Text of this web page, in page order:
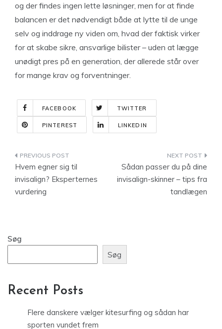
og der findes ingen lette løsninger, men for at finde
balancen er det nødvendigt både at lytte til de unge
selv og inddrage ny viden om, hvad der faktisk virker
for at skabe sikre, ansvarlige bilister – uden at lægge
unødigt pres på en generation, der allerede står over
for mange krav og forventninger.
FACEBOOK TWITTER
PINTEREST LINKEDIN
Indlægsnavigation
Hvem egner sig til
invisalign? Eksperternes
vurdering
Sådan passer du på dine
invisalign-skinner – tips fra
tandlægen
Søg
Søg
Recent Posts
Flere danskere vælger kitesurfing og sådan har
sporten vundet frem